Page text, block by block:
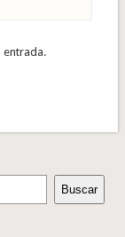
entrada.
Buscar